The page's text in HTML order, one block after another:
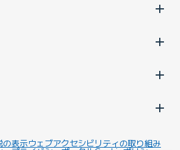
の表示ウェブアクセシビリティの取り組み